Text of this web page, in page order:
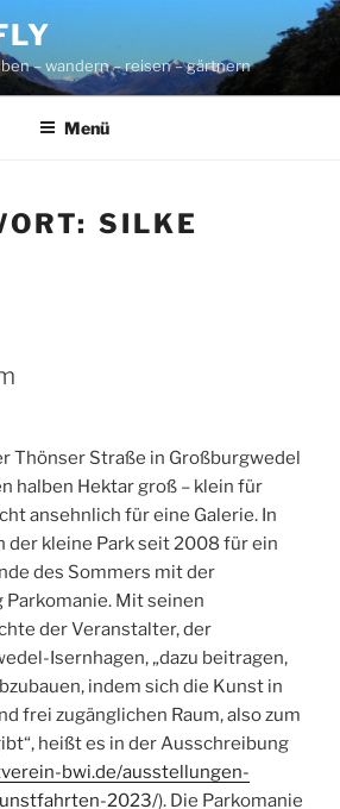
– wandern – reisen – gärtnern
Menü
SILKE
Thönser Straße in Großburgwedel
halben Hektar groß – klein für
ansehnlich für eine Galerie. In
der kleine Park seit 2008 für ein
des Sommers mit der
Mit seinen
der Veranstalter, der
Isernhagen, „dazu beitragen,
indem sich die Kunst in
frei zugänglichen Raum, also zum
heißt es in der Ausschreibung
bwi.de/ausstellungen-
2023/). Die Parkomanie